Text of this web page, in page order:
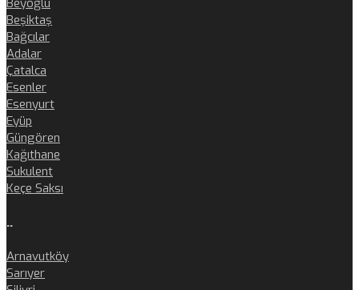
Beyoğlu
Beşiktaş
Bağcılar
Adalar
Çatalca
Esenler
Esenyurt
Eyüp
Güngören
Kağıthane
Sukulent
Keçe Saksı
..
Arnavutköy
Sarıyer